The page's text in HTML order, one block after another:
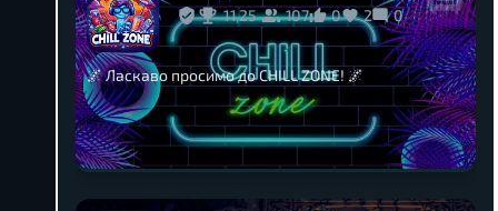
11,25
107 0 2 0
🌌 Ласкаво просимо до CHILL ZONE! 🌌